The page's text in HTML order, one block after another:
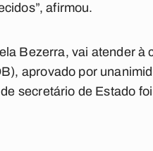
afirmou.
Bezerra, vai atender à
aprovado por
secretário de Estado